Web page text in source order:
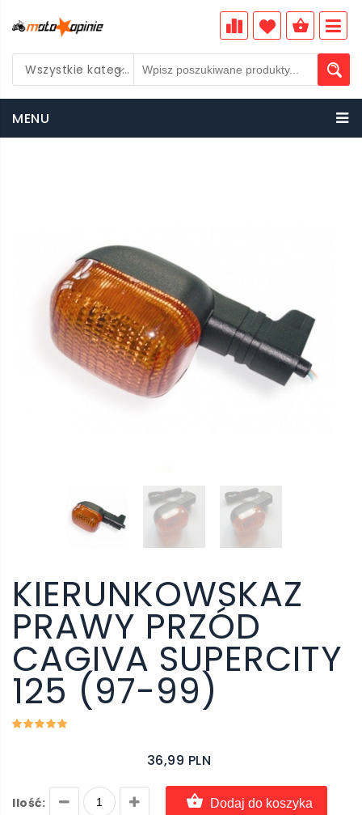
Wszystkie kategorie
MENU
KIERUNKOWSKAZ
PRAWY PRZÓD
CAGIVA SUPERCITY
125 (97-99)
36,99 PLN
Ilość: Dodaj do koszyka